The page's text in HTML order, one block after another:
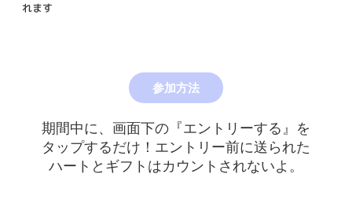
れます
参加方法
期間中に、画面下の『エントリーする』を
タップするだけ！エントリー前に送られた
ハートとギフトはカウントされないよ。